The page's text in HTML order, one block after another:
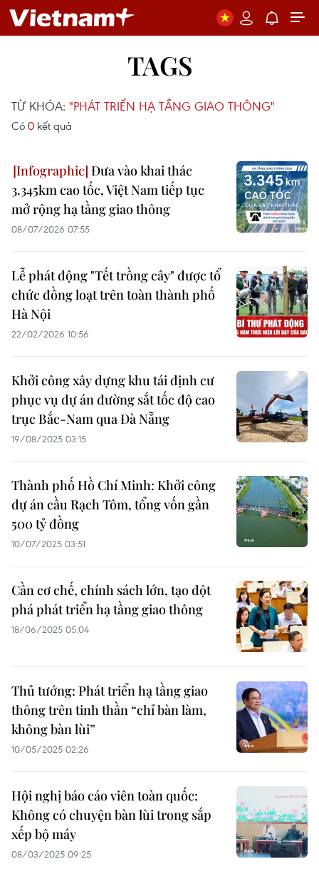
TAGS
TỪ KHÓA: "PHÁT TRIỂN HẠ TẦNG GIAO THÔNG"
Có 0 kết quả
Đưa vào khai thác
3.345km cao tốc, Việt Nam tiếp tục
mở rộng hạ tầng giao thông
08/07/2026 07:55
Lễ phát động "Tết trồng cây" được tổ
chức đồng loạt trên toàn thành phố
Hà Nội
22/02/2026 10:56
Khởi công xây dựng khu tái định cư
phục vụ dự án đường sắt tốc độ cao
trục Bắc-Nam qua Đà Nẵng
19/08/2025 03:15
Thành phố Hồ Chí Minh: Khởi công
dự án cầu Rạch Tôm, tổng vốn gần
500 tỷ đồng
10/07/2025 03:51
Cần cơ chế, chính sách lớn, tạo đột
phá phát triển hạ tầng giao thông
18/06/2025 05:04
Thủ tướng: Phát triển hạ tầng giao
thông trên tinh thần “chỉ bàn làm,
không bàn lùi”
10/05/2025 02:26
Hội nghị báo cáo viên toàn quốc:
Không có chuyện bàn lùi trong sắp
xếp bộ máy
08/03/2025 09:25